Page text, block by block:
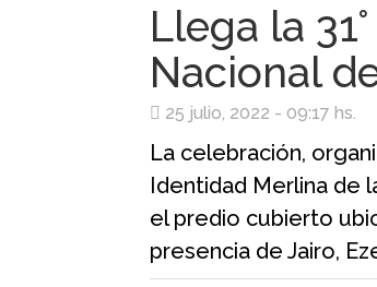
Llega la
Nacional
25 julio, 2022 - 09:17 hs.
La celebración,
Identidad Merlina de
el predio cubierto
presencia de Jairo,